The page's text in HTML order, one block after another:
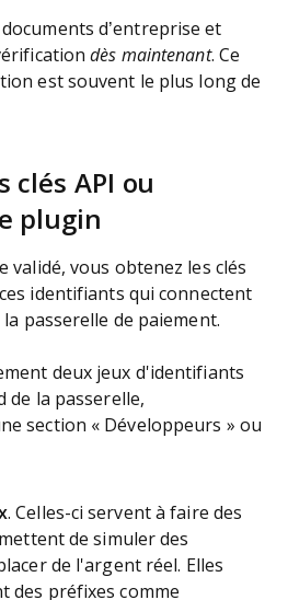
d’entreprise et
dès maintenant. Ce
est souvent le plus long de
clés API ou
plugin
validé, vous obtenez les clés
identifiants qui connectent
passerelle de paiement.
deux jeux d'identifiants
de la passerelle,
section « Développeurs » ou
. Celles-ci servent à faire des
de simuler des
de l'argent réel. Elles
des préfixes comme